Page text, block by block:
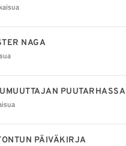
NAGA
PUUTARHASSA
PÄIVÄKIRJA